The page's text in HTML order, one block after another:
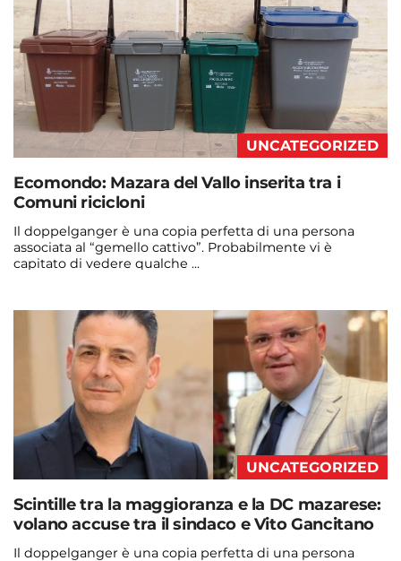
UNCATEGORIZED
Ecomondo: Mazara del Vallo inserita tra i
Comuni ricicloni
Il doppelganger è una copia perfetta di una persona
associata al “gemello cattivo”. Probabilmente vi è
capitato di vedere qualche ...
admin@admin.com 3 days fa
UNCATEGORIZED
Scintille tra la maggioranza e la DC mazarese:
volano accuse tra il sindaco e Vito Gancitano
Il doppelganger è una copia perfetta di una persona